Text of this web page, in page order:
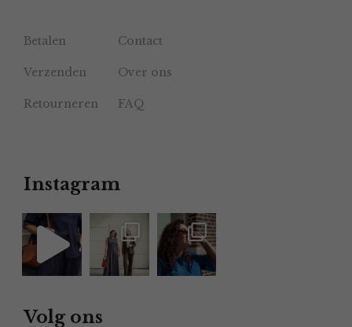
Betalen Contact
Verzenden Over ons
Retourneren FAQ
Instagram
Volg ons